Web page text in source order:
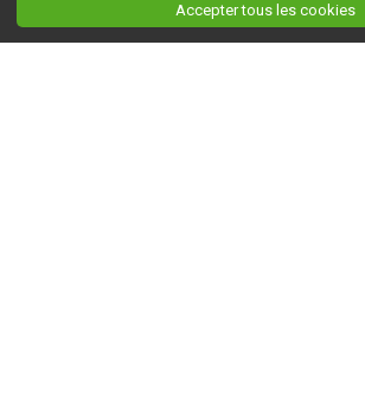
Accepter tous les cookies